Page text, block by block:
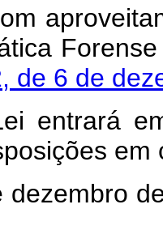
de 6 de
entrará
em